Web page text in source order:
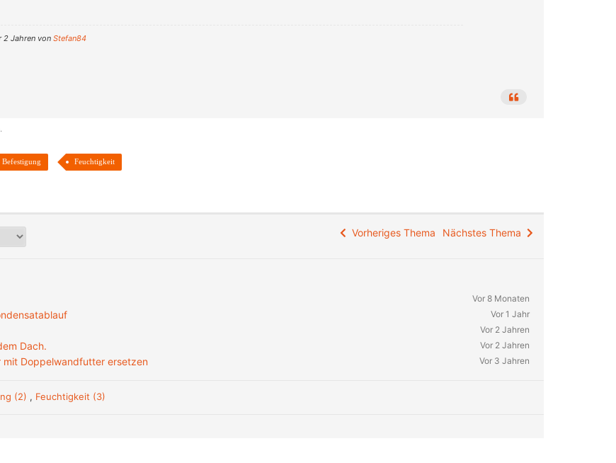
2 Jahren von Stefan84
Befestigung Feuchtigkeit
Vorheriges Thema Nächstes Thema
Vor 8 Monaten
Vor 1 Jahr
Vor 2 Jahren
Dach. Vor 2 Jahren
mit Doppelwandfutter ersetzen Vor 3 Jahren
(2) , Feuchtigkeit (3)